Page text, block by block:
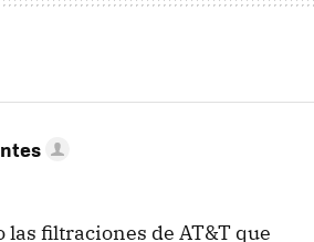
las filtraciones de AT&T que